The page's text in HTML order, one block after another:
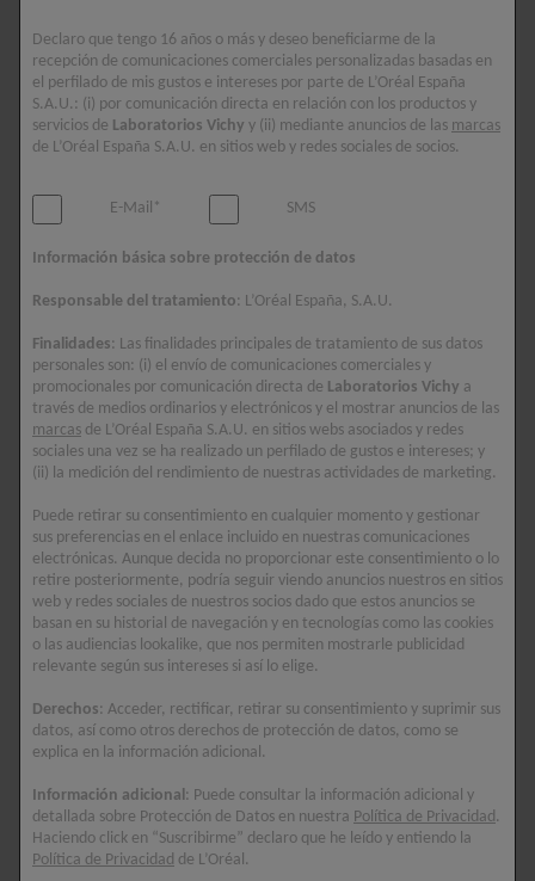
Vichy están desarrolladas y probadas con profesionales de
la salud y recomendadas por 80.000 dermatólogos.
VER TODO
LIFTACTIV
COLLAGEN SPECIALIST 16 SÉRUM
Corrige 16 signos de la edad. Con
Tecnología Co-Bonding.
rating: 5 out of 5
DERCOS
R.E.G.E.N. BOOSTER
+14 000 cabellos en
rating: 5 out of 5
Declaro que tengo 16 años o más y deseo beneficiarme de la
recepción de comunicaciones comerciales personalizadas basadas en
el perfilado de mis gustos e intereses por parte de L’Oréal España
S.A.U.: (i) por comunicación directa en relación con los productos y
servicios de Laboratorios Vichy y (ii) mediante anuncios de las marcas
de L’Oréal España S.A.U. en sitios web y redes sociales de socios.
E-Mail* SMS
Información básica sobre protección de datos
Responsable del tratamiento: L’Oréal España, S.A.U.
Finalidades: Las finalidades principales de tratamiento de sus datos
personales son: (i) el envío de comunicaciones comerciales y
promocionales por comunicación directa de Laboratorios Vichy a
través de medios ordinarios y electrónicos y el mostrar anuncios de las
marcas de L’Oréal España S.A.U. en sitios webs asociados y redes
sociales una vez se ha realizado un perfilado de gustos e intereses; y
(ii) la medición del rendimiento de nuestras actividades de marketing.
Puede retirar su consentimiento en cualquier momento y gestionar
sus preferencias en el enlace incluido en nuestras comunicaciones
electrónicas. Aunque decida no proporcionar este consentimiento o lo
retire posteriormente, podría seguir viendo anuncios nuestros en sitios
web y redes sociales de nuestros socios dado que estos anuncios se
basan en su historial de navegación y en tecnologías como las cookies
o las audiencias lookalike, que nos permiten mostrarle publicidad
relevante según sus intereses si así lo elige.
Derechos: Acceder, rectificar, retirar su consentimiento y suprimir sus
datos, así como otros derechos de protección de datos, como se
explica en la información adicional.
Información adicional : Puede consultar la información adicional y
detallada sobre Protección de Datos en nuestra Política de Privacidad .
Haciendo click en “Suscribirme” declaro que he leído y entiendo la
Política de Privacidad de L’Oréal.